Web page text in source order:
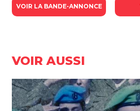
VOIR LA BANDE-ANNONCE
VOIR AUSSI